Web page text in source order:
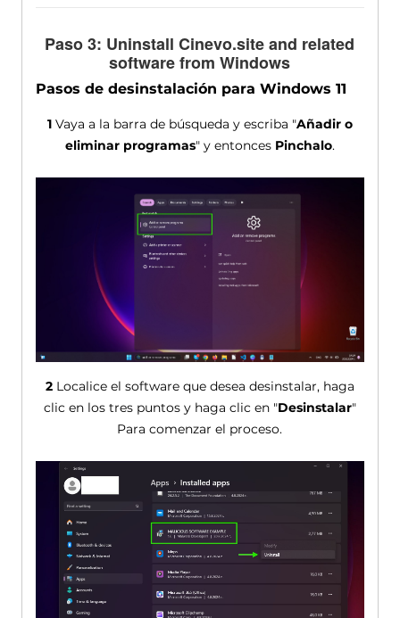
Paso 3: Uninstall Cinevo.site and related
software from Windows
Pasos de desinstalación para Windows 11
1Vaya a la barra de búsqueda y escriba "Añadir o
eliminar programas" y entonces Pinchalo.
2Localice el software que desea desinstalar, haga
clic en los tres puntos y haga clic en "Desinstalar"
Para comenzar el proceso.